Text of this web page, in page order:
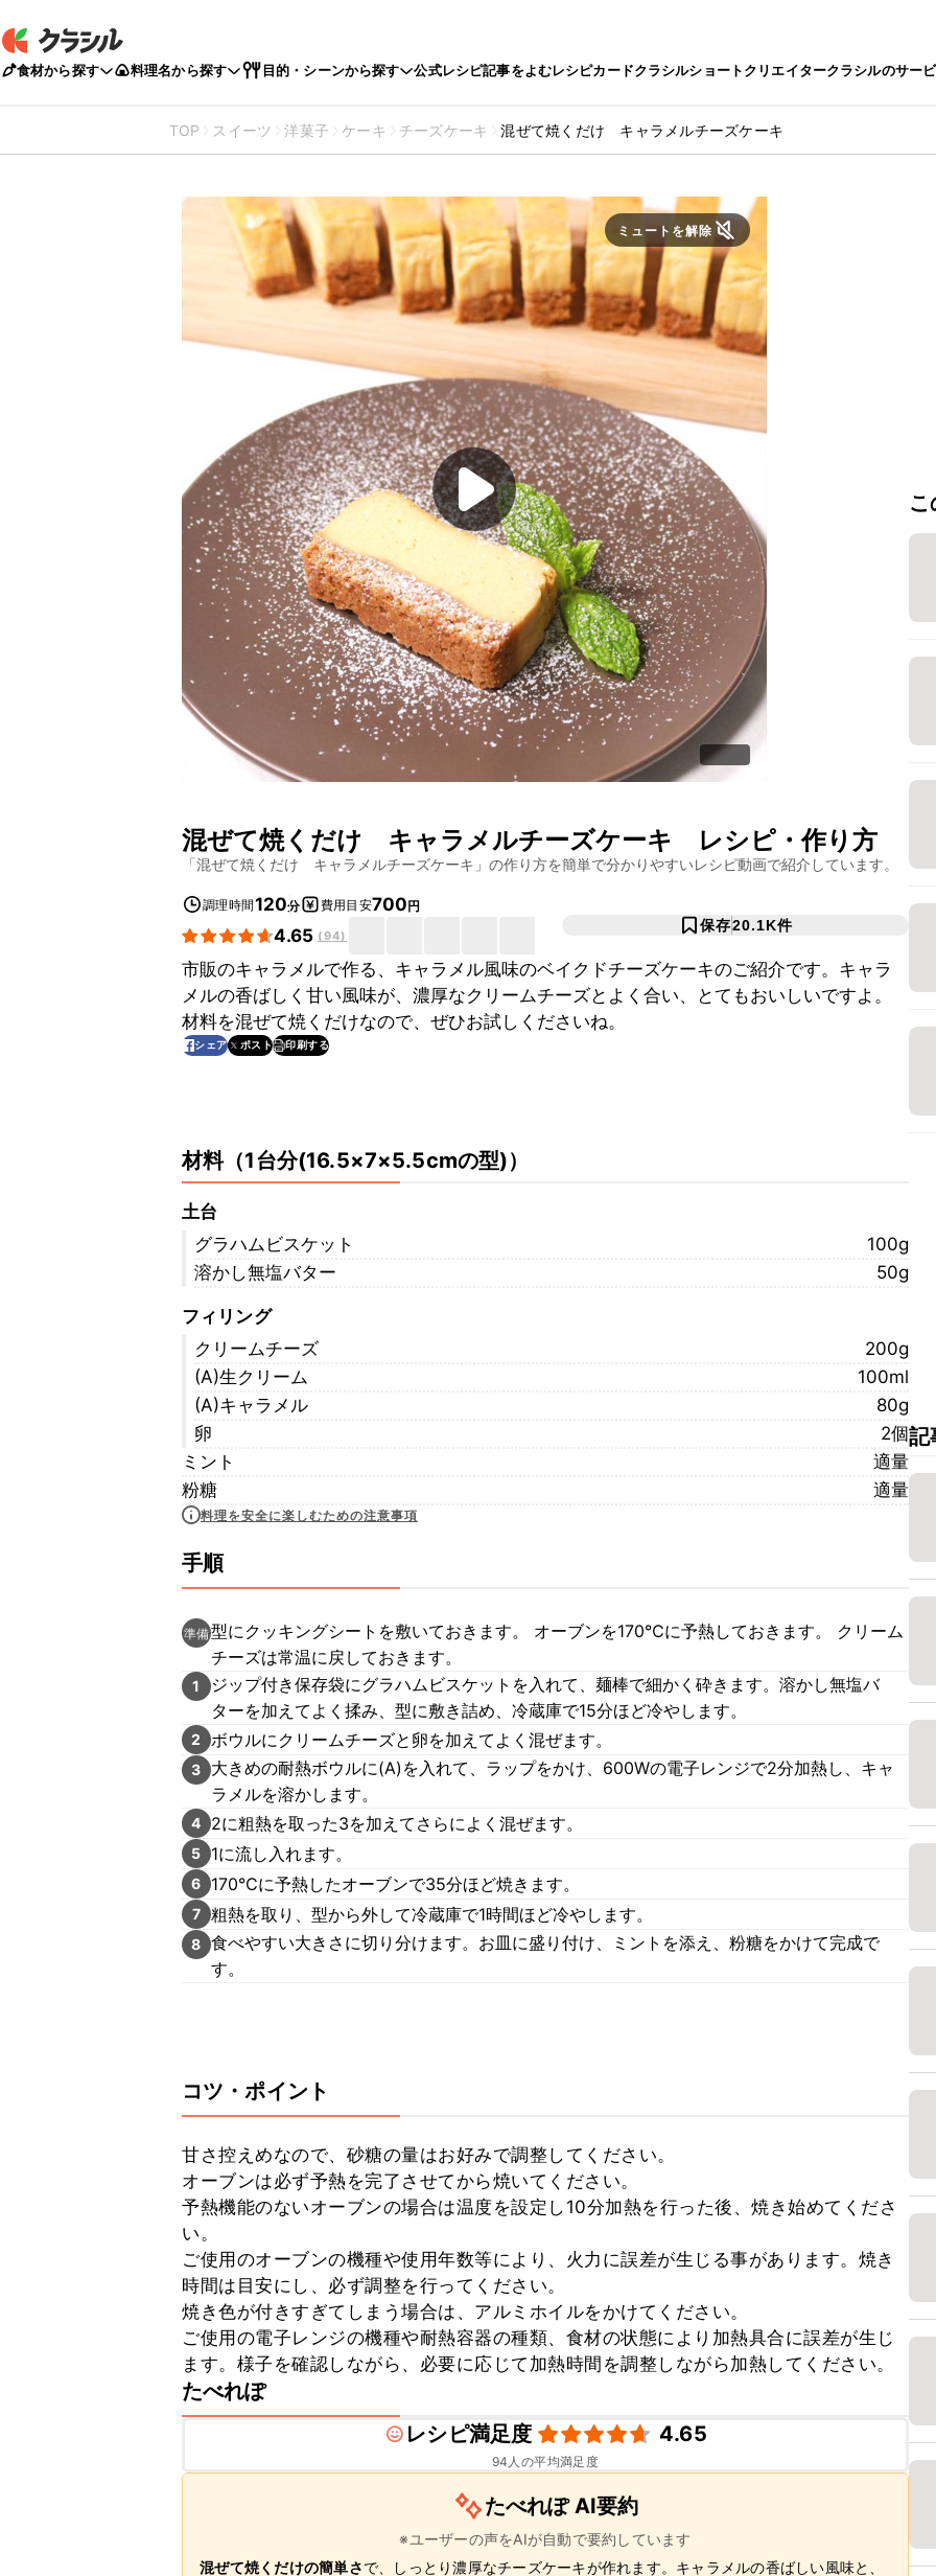
食材から探す 料理名から探す 目的・シーンから探す 公式レシピ記事をよむレシピカードクラシルショートクリエイタークラシルのサー
TOP スイーツ 洋菓子 ケーキ チーズケーキ 混ぜて焼くだけ キャラメルチーズケーキ
ミュートを解除
混ぜて焼くだけ キャラメルチーズケーキ レシピ・作り方
「混ぜて焼くだけ キャラメルチーズケーキ 」の作り方を簡単で分かりやすいレシピ動画で紹介しています。
調理時間120分 費用目安700円
4.65 (94)
保存20.1K件
市販のキャラメルで作る、キャラメル風味のベイクドチーズケーキのご紹介です。キャラ
メルの香ばしく甘い風味が、濃厚なクリームチーズとよく合い、とてもおいしいですよ。
材料を混ぜて焼くだけなので、ぜひお試しくださいね。
シェア ポスト 印刷する
材料（1台分(16.5×7×5.5cmの型)）
土台
グラハムビスケット
100g
溶かし無塩バター
50g
フィリング
クリームチーズ
200g
(A)生クリーム
100ml
(A)キャラメル
80g
卵
2個
ミント
適量
粉糖
適量
料理を安全に楽しむための注意事項
手順
準備型にクッキングシートを敷いておきます。 オーブンを170℃に予熱しておきます。 クリーム
チーズは常温に戻しておきます。
1
ジップ付き保存袋にグラハムビスケットを入れて、麺棒で細かく砕きます。溶かし無塩バ
ターを加えてよく揉み、型に敷き詰め、冷蔵庫で15分ほど冷やします。
2 ボウルにクリームチーズと卵を加えてよく混ぜます。
3
大きめの耐熱ボウルに(A)を入れて、ラップをかけ、600Wの電子レンジで2分加熱し、キャ
ラメルを溶かします。
4 2に粗熱を取った3を加えてさらによく混ぜます。
5 1に流し入れます。
6 170℃に予熱したオーブンで35分ほど焼きます。
7 粗熱を取り、型から外して冷蔵庫で1時間ほど冷やします。
8 食べやすい大きさに切り分けます。お皿に盛り付け、ミントを添え、粉糖をかけて完成で
す。
コツ・ポイント
甘さ控えめなので、砂糖の量はお好みで調整してください。
オーブンは必ず予熱を完了させてから焼いてください。
予熱機能のないオーブンの場合は温度を設定し10分加熱を行った後、焼き始めてくださ
い。
ご使用のオーブンの機種や使用年数等により、火力に誤差が生じる事があります。焼き
時間は目安にし、必ず調整を行ってください。
焼き色が付きすぎてしまう場合は、アルミホイルをかけてください。
ご使用の電子レンジの機種や耐熱容器の種類、食材の状態により加熱具合に誤差が生じ
ます。様子を確認しながら、必要に応じて加熱時間を調整しながら加熱してください。
たべれぽ
レシピ満足度
4.65
94 人の平均満足度
たべれぽ AI要約
※ユーザーの声をAIが自動で要約しています
混ぜて焼くだけの簡単さで、しっとり濃厚なチーズケーキが作れます。キャラメルの香ばしい風味と、
記